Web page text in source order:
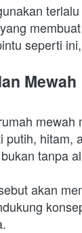
seperti
Mewah
putih, hitam,
tanpa
akan